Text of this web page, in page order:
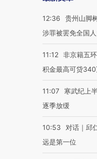
12:36
贵州山脚
涉罪被罢免全国
11:12 非京籍五
积金最高可贷
11:07
寒武纪上
逐季放缓
10:53
对话｜邱
远是第一位